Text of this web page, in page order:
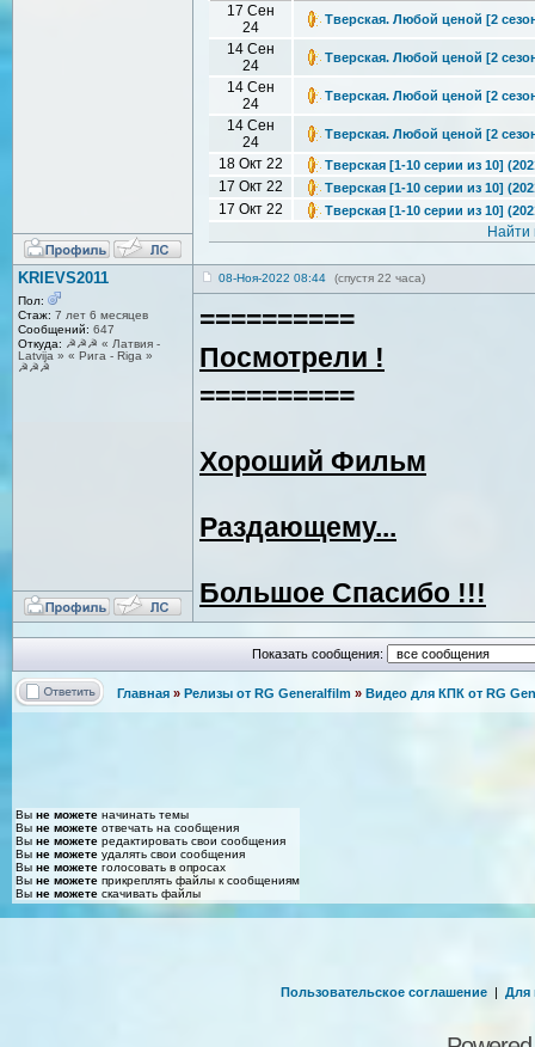
17 Сен
24
Тверская. Любой ценой [2
14 Сен
24
Тверская. Любой ценой [2
14 Сен
24
Тверская. Любой ценой [2
14 Сен
24
Тверская. Любой ценой [2
18 Окт 22 Тверская [1-10 серии из 10]
17 Окт 22 Тверская [1-10 серии из 10]
17 Окт 22 Тверская [1-10 серии из 10]
Найти
KRIEVS2011
Пол:
Стаж: 7 лет 6 месяцев
Сообщений: 647
Откуда: ☭☭☭ « Латвия -
Latvija » « Рига - Riga »
☭☭☭
08-Ноя-2022 08:44 (спустя 22 часа)
==========
Посмотрели !
==========
Хороший Фильм
Раздающему...
Большое Спасибо !!!
Показать сообщения:
Главная » Релизы от RG Generalfilm » Видео для КПК от RG
Вы не можете начинать темы
Вы не можете отвечать на сообщения
Вы не можете редактировать свои сообщения
Вы не можете удалять свои сообщения
Вы не можете голосовать в опросах
Вы не можете прикреплять файлы к сообщениям
Вы не можете скачивать файлы
Пользовательское соглашение | Для